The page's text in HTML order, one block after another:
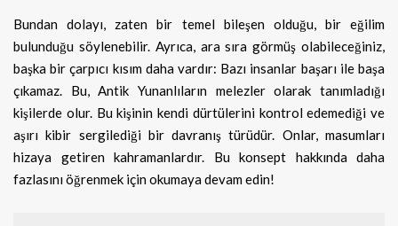
Bundan dolayı, zaten bir temel bileşen olduğu, bir eğilim
bulunduğu söylenebilir. Ayrıca, ara sıra görmüş olabileceğiniz,
başka bir çarpıcı kısım daha vardır: Bazı insanlar başarı ile başa
çıkamaz. Bu, Antik Yunanlıların melezler olarak tanımladığı
kişilerde olur. Bu kişinin kendi dürtülerini kontrol edemediği ve
aşırı kibir sergilediği bir davranış türüdür. Onlar, masumları
hizaya getiren kahramanlardır. Bu konsept hakkında daha
fazlasını öğrenmek için okumaya devam edin!